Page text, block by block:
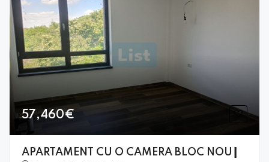
57,460€
APARTAMENT CU O CAMERA BLOC NOU┃